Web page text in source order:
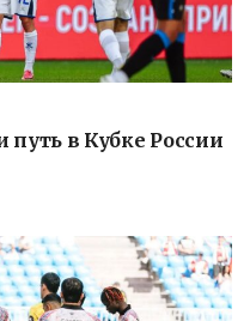
в Кубке России